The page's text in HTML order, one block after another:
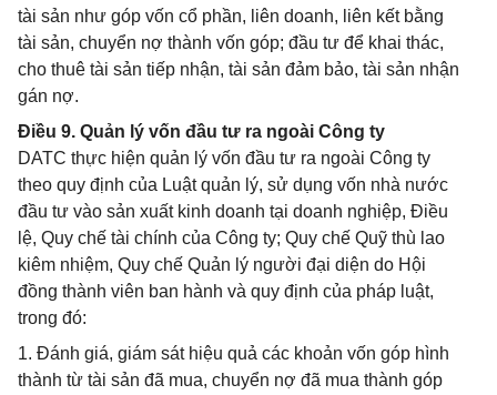
tài sản như góp vốn cổ phần, liên doanh, liên kết bằng
tài sản, chuyển nợ thành vốn góp; đầu tư để khai thác,
cho thuê tài sản tiếp nhận, tài sản đảm bảo, tài sản nhận
gán nợ.
Điều 9. Quản lý vốn đầu tư ra ngoài Công ty
DATC thực hiện quản lý vốn đầu tư ra ngoài Công ty
theo quy định của Luật quản lý, sử dụng vốn nhà nước
đầu tư vào sản xuất kinh doanh tại doanh nghiệp, Điều
lệ, Quy chế tài chính của Công ty; Quy chế Quỹ thù lao
kiêm nhiệm, Quy chế Quản lý người đại diện do Hội
đồng thành viên ban hành và quy định của pháp luật,
trong đó:
1. Đánh giá, giám sát hiệu quả các khoản vốn góp hình
thành từ tài sản đã mua, chuyển nợ đã mua thành góp